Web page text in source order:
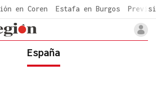
en Coren Estafa en Burgos
España